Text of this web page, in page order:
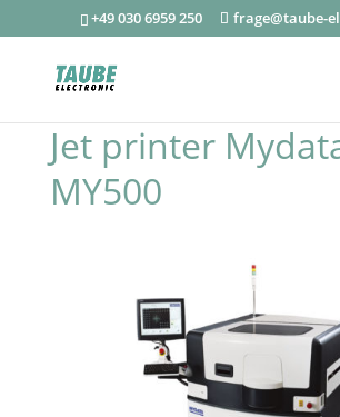
+49 030 6959 250 frage@taube-
Jet printer
MY500